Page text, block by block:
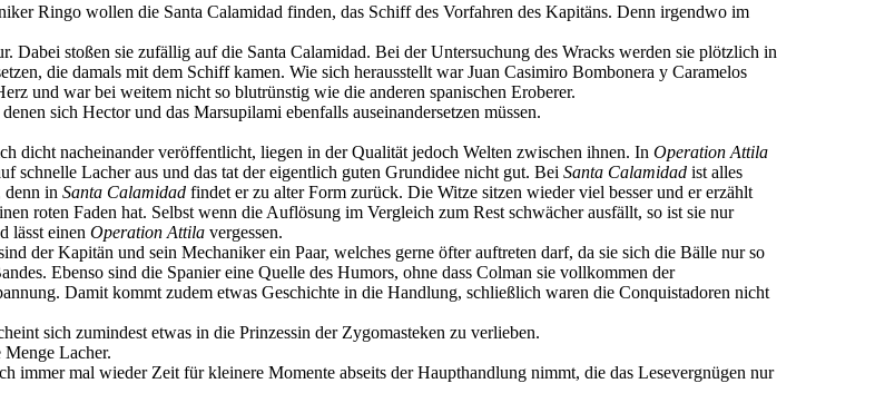
Ringo wollen die Santa Calamidad finden, das Schiff des Vorfahren des Kapitäns. Denn irgendwo im
Dabei stoßen sie zufällig auf die Santa Calamidad. Bei der Untersuchung des Wracks werden sie plötzlich in
die damals mit dem Schiff kamen. Wie sich herausstellt war Juan Casimiro Bombonera y Caramelos
und war bei weitem nicht so blutrünstig wie die anderen spanischen Eroberer.
sich Hector und das Marsupilami ebenfalls auseinandersetzen müssen.
dicht nacheinander veröffentlicht, liegen in der Qualität jedoch Welten zwischen ihnen. In Operation Attila
schnelle Lacher aus und das tat der eigentlich guten Grundidee nicht gut. Bei Santa Calamidad ist alles
denn in Santa Calamidad findet er zu alter Form zurück. Die Witze sitzen wieder viel besser und er erzählt
roten Faden hat. Selbst wenn die Auflösung im Vergleich zum Rest schwächer ausfällt, so ist sie nur
lässt einen Operation Attila vergessen.
der Kapitän und sein Mechaniker ein Paar, welches gerne öfter auftreten darf, da sie sich die Bälle nur so
Ebenso sind die Spanier eine Quelle des Humors, ohne dass Colman sie vollkommen der
Damit kommt zudem etwas Geschichte in die Handlung, schließlich waren die Conquistadoren nicht
sich zumindest etwas in die Prinzessin der Zygomasteken zu verlieben.
Lacher.
immer mal wieder Zeit für kleinere Momente abseits der Haupthandlung nimmt, die das Lesevergnügen nur